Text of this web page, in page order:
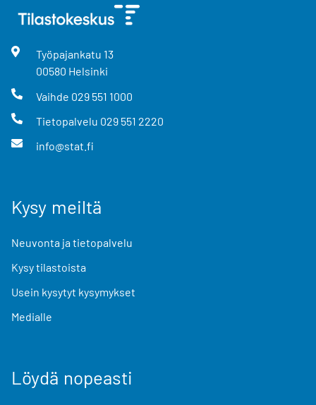
Työpajankatu 13
00580 Helsinki
Vaihde 029 551 1000
Tietopalvelu 029 551 2220
info@stat.fi
Kysy meiltä
Neuvonta ja tietopalvelu
Kysy tilastoista
Usein kysytyt kysymykset
Medialle
Löydä nopeasti